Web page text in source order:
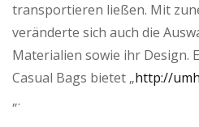
transportieren ließen. Mit
veränderte sich auch die
Materialien sowie ihr Design.
Casual Bags bietet „http://
„.